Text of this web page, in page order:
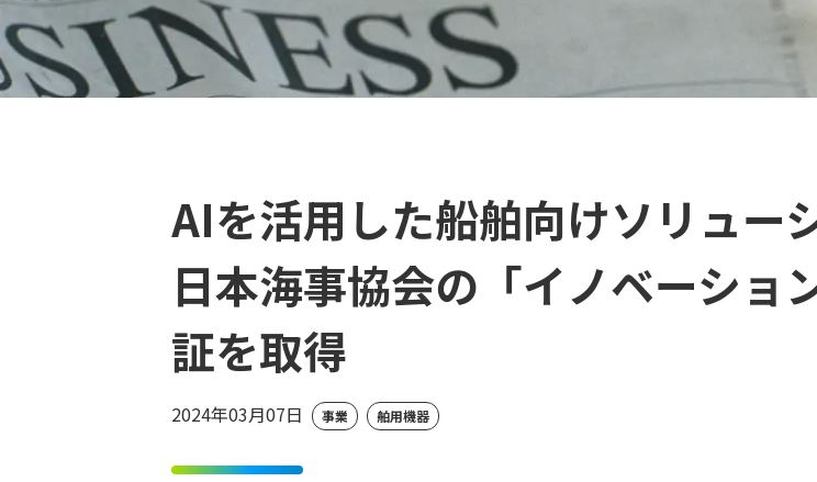
AIを活用した船舶向けソリュー
日本海事協会の「イノベーショ
証を取得
2024年03月07日 事業 舶用機器